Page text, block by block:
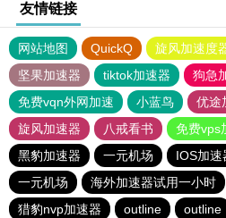
友情链接
网站地图 QuickQ 旋风加速度
坚果加速器
tiktok加速器
狗急
免费vqn外网加速
小蓝鸟 优途
旋风加速器
八戒看书
免费vps
黑豹加速器
一元机场 IOS加速
一元机场
海外加速器试用一小时
猎豹nvp加速器
outline outline